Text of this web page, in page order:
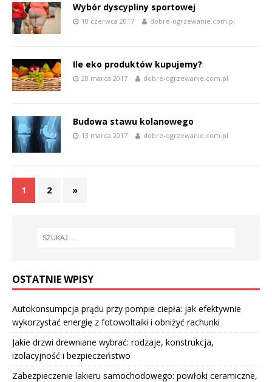
Wybór dyscypliny sportowej
10 czerwca 2017 dobre-ogrzewanie.com.pl
Ile eko produktów kupujemy?
28 marca 2017 dobre-ogrzewanie.com.pl
Budowa stawu kolanowego
13 marca 2017 dobre-ogrzewanie.com.pl
1 2 »
OSTATNIE WPISY
Autokonsumpcja prądu przy pompie ciepła: jak efektywnie
wykorzystać energię z fotowoltaiki i obniżyć rachunki
Jakie drzwi drewniane wybrać: rodzaje, konstrukcja,
izolacyjność i bezpieczeństwo
Zabezpieczenie lakieru samochodowego: powłoki ceramiczne,